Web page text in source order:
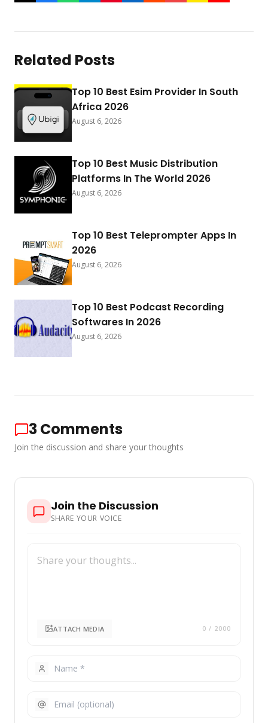
Related Posts
Top 10 Best Esim Provider In South
Africa 2026
August 6, 2026
Top 10 Best Music Distribution
Platforms In The World 2026
August 6, 2026
Top 10 Best Teleprompter Apps In
2026
August 6, 2026
Top 10 Best Podcast Recording
Softwares In 2026
August 6, 2026
3Comments
Join the discussion and share your thoughts
Join the Discussion
SHARE YOUR VOICE
ATTACH MEDIA 0 / 2000